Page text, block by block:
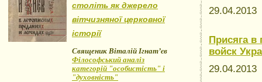
століть як джерело
вітчизняної церковної
історії
Священик Віталій Ігнат’єв
Філософський аналіз
категорій "особистість" і
"духовність"
29.04.2013
Присяга в
войск
29.04.2013